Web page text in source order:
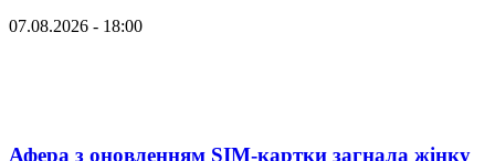
07.08.2026 - 18:00
Афера з оновленням SIM-картки загнала жінку